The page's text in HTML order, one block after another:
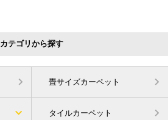
カテゴリから探す
畳サイズカーペット
タイルカーペット